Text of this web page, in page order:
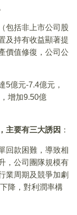
包括非上市公司股
及持有收益顯著提
價值修復，公司公
5億元-7.4億元，
增加9.50億
主要有三大誘因 ：
回款困難，導致相
，公司團隊規模有
業周期及競爭加劇
降，對利潤率構